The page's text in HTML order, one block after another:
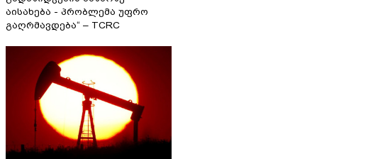
აისახება - პრობლემა უფრო
გაღრმავდება“ – TCRC